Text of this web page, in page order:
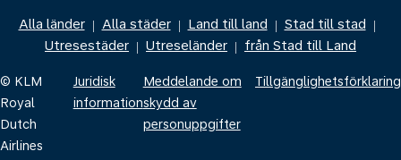
Alla länder | Alla städer | Land till land | Stad till stad |
Utresestäder | Utreseländer | från Stad till Land
© KLM
Royal
Dutch
Airlines
Juridisk
information
Meddelande om
skydd av
personuppgifter
Tillgänglighetsförklaring